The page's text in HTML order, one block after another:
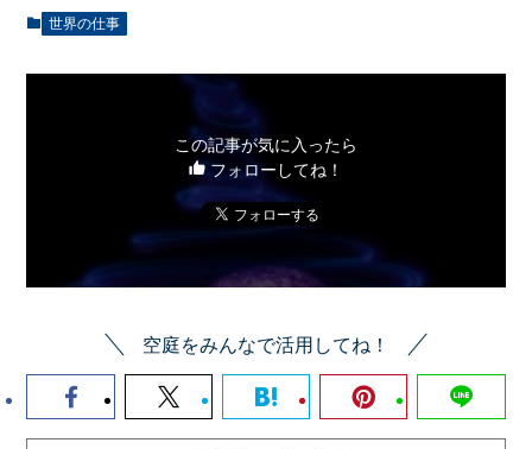
世界の仕事
この記事が気に入ったら
フォローしてね！
空庭をみんなで活用してね！